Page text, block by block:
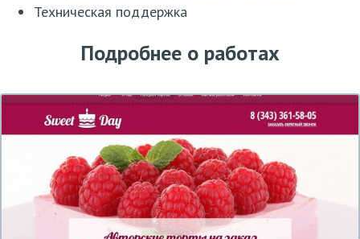
Техническая поддержка
Подробнее о работах